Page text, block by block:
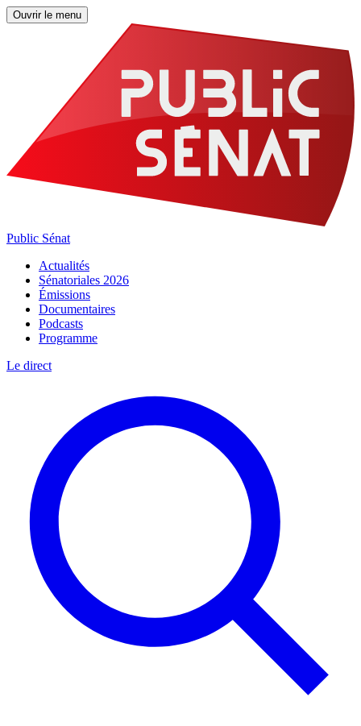
Ouvrir le menu
Public Sénat
Actualités
Sénatoriales 2026
Émissions
Documentaires
Podcasts
Programme
Le direct